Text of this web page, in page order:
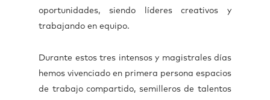
oportunidades, siendo líderes creativos y
trabajando en equipo.
Durante estos tres intensos y magistrales días
hemos vivenciado en primera persona espacios
de trabajo compartido, semilleros de talentos